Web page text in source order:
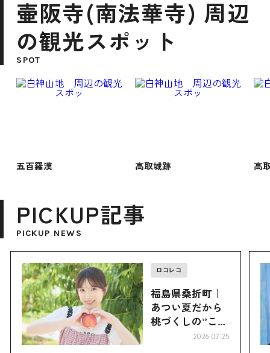
壷阪寺(南法華寺) 周辺
の観光スポット
SPOT
五百羅漢 高取城跡 高
PICKUP記事
PICKUP NEWS
ロコレコ
福島県桑折町｜
あつい夏だから
桃づくしの”こお
2026-07-25